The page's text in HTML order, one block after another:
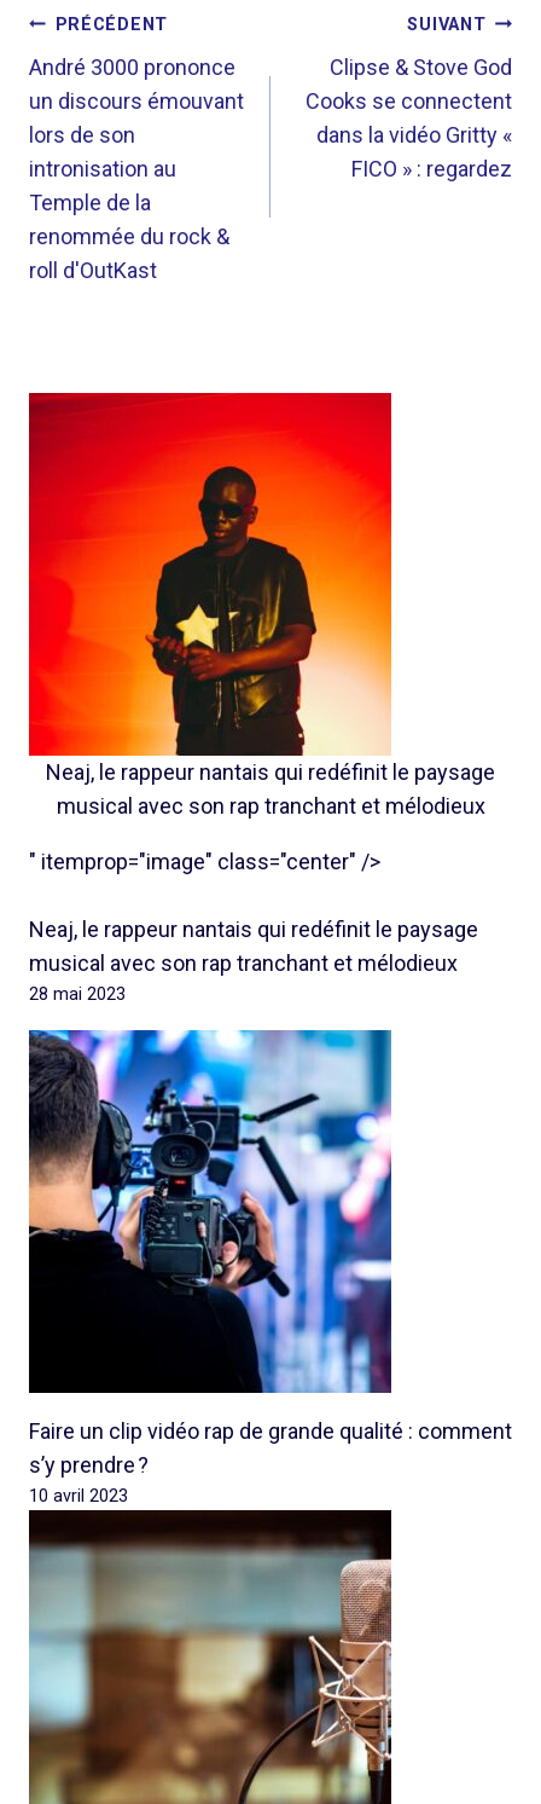
NAVIGATION
DE
L’ARTICLE
PRÉCÉDENT
André 3000 prononce
un discours émouvant
lors de son
intronisation au
Temple de la
renommée du rock &
roll d'OutKast
SUIVANT
Clipse & Stove God
Cooks se connectent
dans la vidéo Gritty «
FICO » : regardez
Neaj, le rappeur nantais qui redéfinit le paysage
musical avec son rap tranchant et mélodieux
" itemprop="image" class="center" />
Neaj, le rappeur nantais qui redéfinit le paysage
musical avec son rap tranchant et mélodieux
28 mai 2023
Faire un clip vidéo rap de grande qualité : comment
s’y prendre ?
10 avril 2023